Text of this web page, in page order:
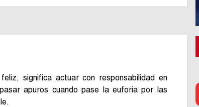
significa actuar con responsabilidad en
apuros cuando pase la euforia por las